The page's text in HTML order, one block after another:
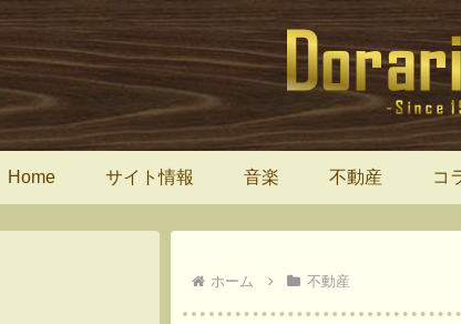
Home サイト情報 音楽 不動産 コ
ホーム 不動産